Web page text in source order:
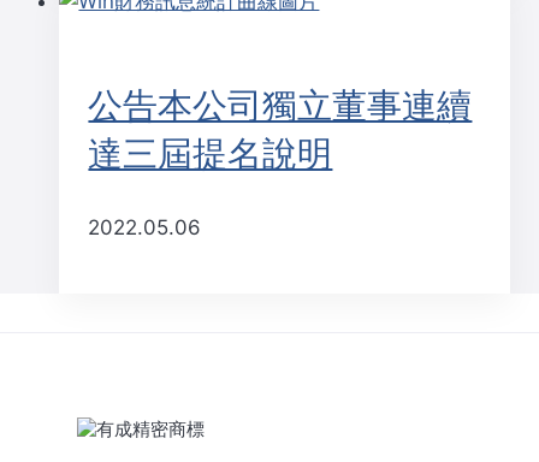
公告本公司獨立董事連續
達三屆提名說明
2022.05.06